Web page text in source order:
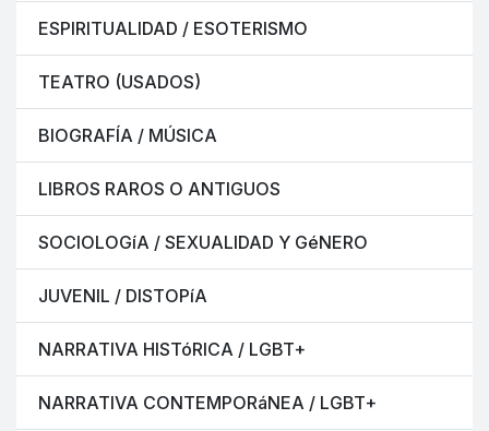
ESPIRITUALIDAD / ESOTERISMO
TEATRO (USADOS)
BIOGRAFÍA / MÚSICA
LIBROS RAROS O ANTIGUOS
SOCIOLOGíA / SEXUALIDAD Y GéNERO
JUVENIL / DISTOPíA
NARRATIVA HISTóRICA / LGBT+
NARRATIVA CONTEMPORáNEA / LGBT+